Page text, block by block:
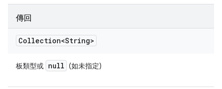
傳回
Collection<String>
板類型或 null (如未指定)